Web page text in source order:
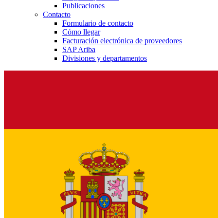
Publicaciones
Contacto
Formulario de contacto
Cómo llegar
Facturación electrónica de proveedores
SAP Ariba
Divisiones y departamentos